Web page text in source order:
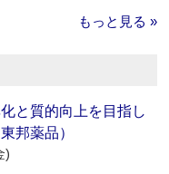
もっと見る »
と質的向上を目指し
邦薬品）
)